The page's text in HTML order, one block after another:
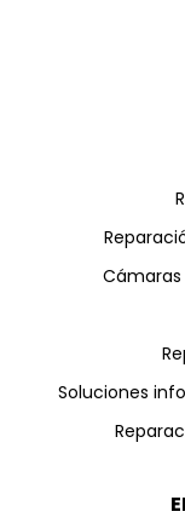
Soluciones